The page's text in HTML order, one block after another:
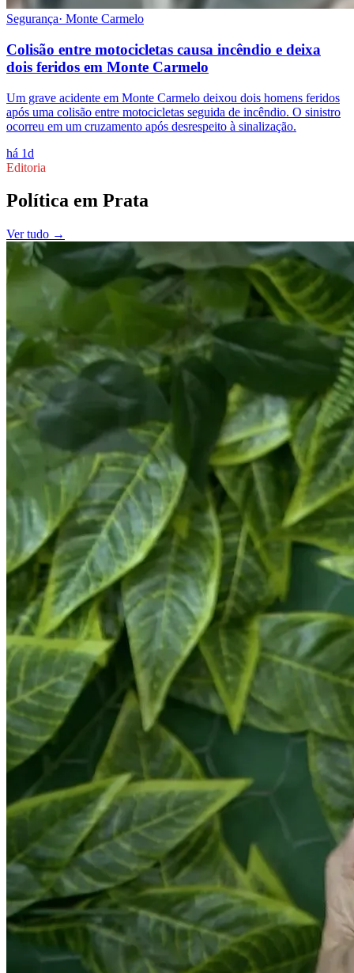
Segurança· Monte Carmelo
Colisão entre motocicletas causa incêndio e deixa
dois feridos em Monte Carmelo
Um grave acidente em Monte Carmelo deixou dois homens feridos
após uma colisão entre motocicletas seguida de incêndio. O sinistro
ocorreu em um cruzamento após desrespeito à sinalização.
há 1d
Editoria
Política em Prata
Ver tudo →